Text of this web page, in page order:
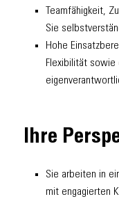
Teamfähigkeit,
Sie
Hohe
Flexibilität
Ihre
Sie arbeiten in
mit engagierten